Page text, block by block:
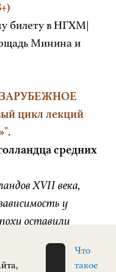
билету в НГХМ|
Минина и
цикл лекций
средних
XVII века,
у
оставили
Что
такое